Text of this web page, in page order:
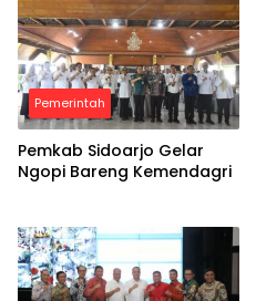
Pemerintah
Pemkab Sidoarjo Gelar
Ngopi Bareng Kemendagri